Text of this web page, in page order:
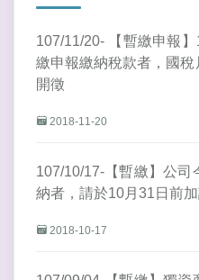
107/11/20- 【暫繳申報
繳申報繳納稅款者，國
開徵
2018-11-20
107/10/17-【暫繳】公司
納者，請於10月31日前
2018-10-17